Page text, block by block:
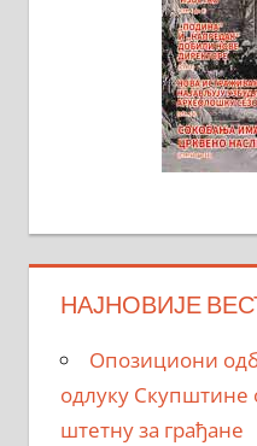
НАЈНОВИЈЕ
Опозициони
одлуку Скупштине
штетну за грађане